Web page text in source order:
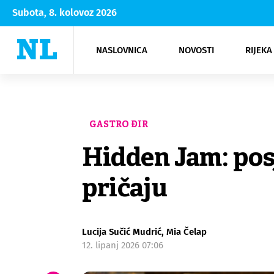
Subota, 8. kolovoz 2026
NASLOVNICA NOVOSTI
Rijeka Opatija
NK
Moda
Kultura
GASTRO ĐIR
Hidden Jam:
pričaju
Lucija Sučić Mudrić, Mia Čelap
12. lipanj 2026 07:06